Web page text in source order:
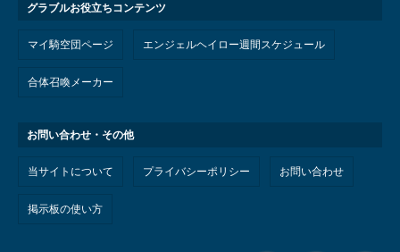
グラブルお役立ちコンテンツ
マイ騎空団ページ エンジェルヘイロー週間スケジュール
合体召喚メーカー
お問い合わせ・その他
当サイトについて プライバシーポリシー お問い合わせ
掲示板の使い方